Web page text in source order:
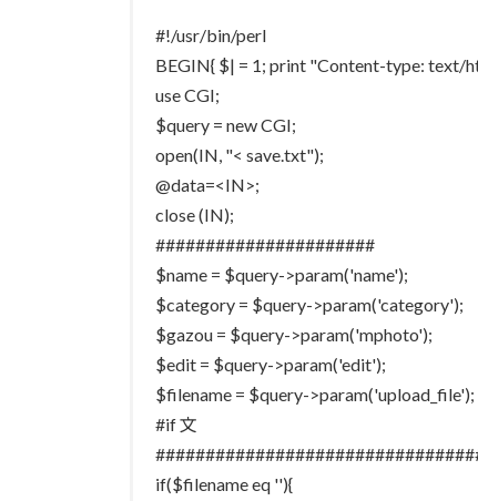
#!/usr/bin/perl
BEGIN{ $| = 1; print "Content-type: text/
use CGI;
$query = new CGI;
open(IN, "< save.txt");
@data=<IN>;
close (IN);
######################
$name = $query->param('name');
$category = $query->param('category');
$gazou = $query->param('mphoto');
$edit = $query->param('edit');
$filename = $query->param('upload_file');
#if 文
if($filename eq ''){